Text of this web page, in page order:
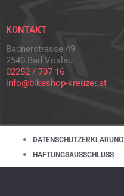
KONTAKT
Badnerstrasse 49
2540 Bad Vöslau
02252 / 707 16
info@bikeshop-kreuzer.at
DATENSCHUTZERKLÄRUNG
HAFTUNGSAUSSCHLUSS
IMPRESSUM